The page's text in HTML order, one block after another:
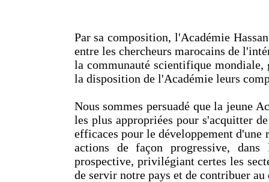
Par sa composition, l'Académie
entre les chercheurs marocains de
la communauté scientifique mondiale,
la disposition de l'Académie leurs
Nous sommes persuadé que la jeune
les plus appropriées pour s'acquitter
efficaces pour le développement d'une
actions de façon progressive,
prospective, privilégiant certes les
de servir notre pays et de contribuer